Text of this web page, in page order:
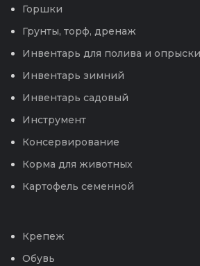
Горшки
Грунты, торф, дренаж
Инвентарь для полива и
Инвентарь зимний
Инвентарь садовый
Инструмент
Консервирование
Корма для животных
Картофель семенной
Крепеж
Обувь